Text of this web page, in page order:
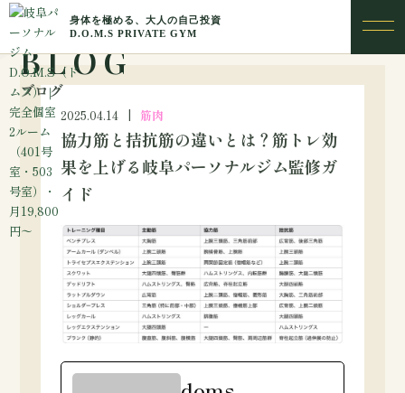
BLOG
ブログ
2025.04.14 筋肉
協力筋と拮抗筋の違いとは？筋トレ効
果を上げる岐阜パーソナルジム監修ガ
イド